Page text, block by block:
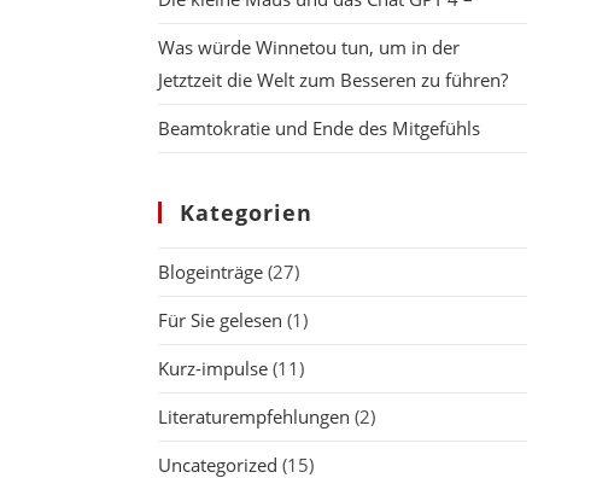
Was würde Winnetou tun, um in der
Jetztzeit die Welt zum Besseren zu führen?
Beamtokratie und Ende des Mitgefühls
Kategorien
Blogeinträge (27)
Für Sie gelesen (1)
Kurz-impulse (11)
Literaturempfehlungen (2)
Uncategorized (15)